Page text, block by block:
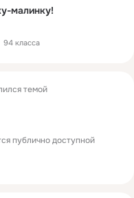
малинку!
94 класса
темой
публично доступной